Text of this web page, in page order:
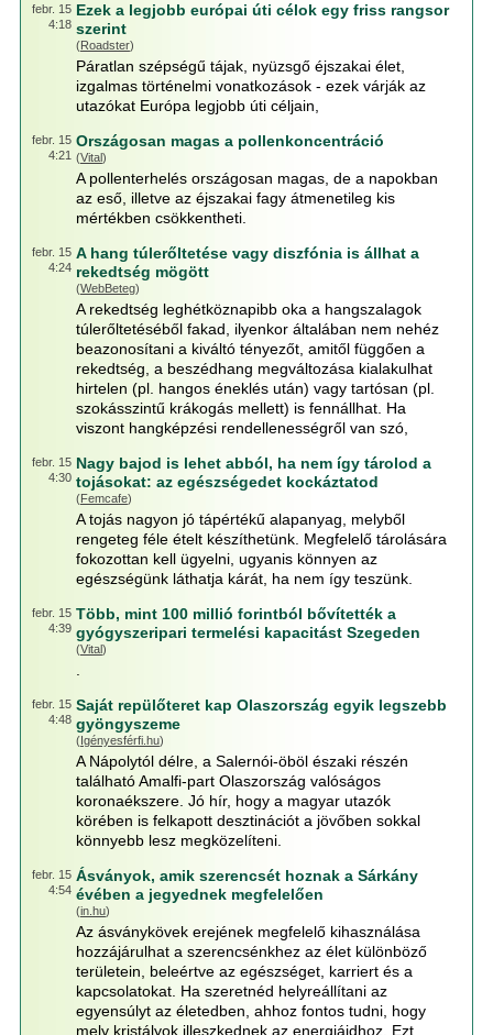
febr. 15
4:18
Ezek a legjobb európai úti célok egy friss rangsor
szerint
(Roadster)
Páratlan szépségű tájak, nyüzsgő éjszakai élet,
izgalmas történelmi vonatkozások - ezek várják az
utazókat Európa legjobb úti céljain,
febr. 15
4:21
Országosan magas a pollenkoncentráció
(Vital)
A pollenterhelés országosan magas, de a napokban
az eső, illetve az éjszakai fagy átmenetileg kis
mértékben csökkentheti.
febr. 15
4:24
A hang túlerőltetése vagy diszfónia is állhat a
rekedtség mögött
(WebBeteg)
A rekedtség leghétköznapibb oka a hangszalagok
túlerőltetéséből fakad, ilyenkor általában nem nehéz
beazonosítani a kiváltó tényezőt, amitől függően a
rekedtség, a beszédhang megváltozása kialakulhat
hirtelen (pl. hangos éneklés után) vagy tartósan (pl.
szokásszintű krákogás mellett) is fennállhat. Ha
viszont hangképzési rendellenességről van szó,
febr. 15
4:30
Nagy bajod is lehet abból, ha nem így tárolod a
tojásokat: az egészségedet kockáztatod
(Femcafe)
A tojás nagyon jó tápértékű alapanyag, melyből
rengeteg féle ételt készíthetünk. Megfelelő tárolására
fokozottan kell ügyelni, ugyanis könnyen az
egészségünk láthatja kárát, ha nem így teszünk.
febr. 15
4:39
Több, mint 100 millió forintból bővítették a
gyógyszeripari termelési kapacitást Szegeden
(Vital)
febr. 15
4:48
Saját repülőteret kap Olaszország egyik legszebb
gyöngyszeme
(Igényesférfi.hu)
A Nápolytól délre, a Salernói-öböl északi részén
található Amalfi-part Olaszország valóságos
koronaékszere. Jó hír, hogy a magyar utazók
körében is felkapott desztinációt a jövőben sokkal
könnyebb lesz megközelíteni.
febr. 15
4:54
Ásványok, amik szerencsét hoznak a Sárkány
évében a jegyednek megfelelően
(in.hu)
Az ásványkövek erejének megfelelő kihasználása
hozzájárulhat a szerencsénkhez az élet különböző
területein, beleértve az egészséget, karriert és a
kapcsolatokat. Ha szeretnéd helyreállítani az
egyensúlyt az életedben, ahhoz fontos tudni, hogy
mely kristályok illeszkednek az energiáidhoz. Ezt